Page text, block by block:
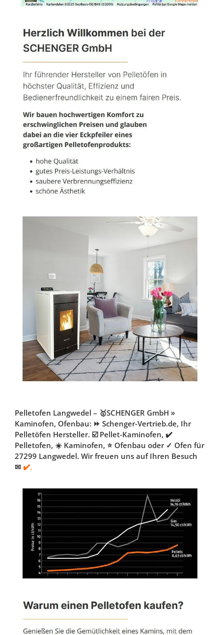
Pelletofen Langwedel – 🥇SCHENGER GmbH »
Kaminofen, Ofenbau: ⏩ Schenger-Vertrieb.de, Ihr
Pelletöfen Hersteller. ☑️ Pellet-Kaminofen, ✔️
Pelletofen, ☀️ Kaminofen, ⭐ Ofenbau oder ✓ Ofen für
27299 Langwedel. Wir freuen uns auf Ihren Besuch
✉ ✔️.